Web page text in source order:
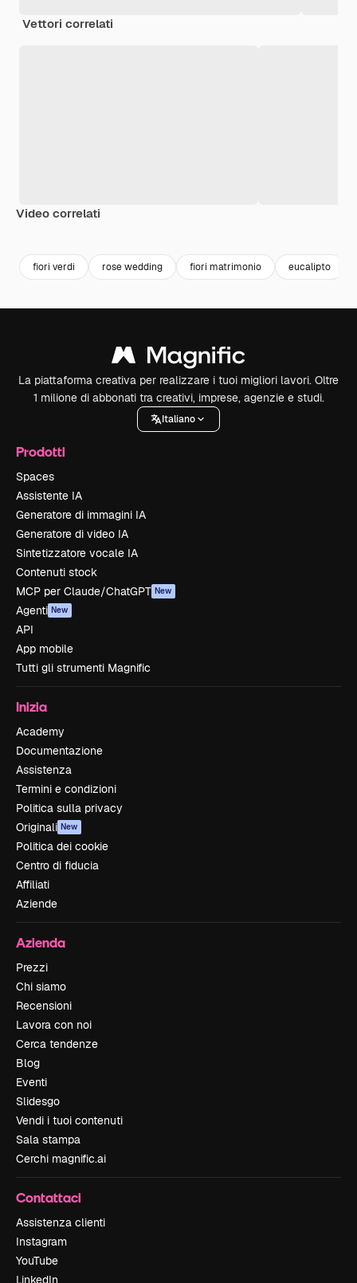
Vettori correlati
Video correlati
fiori verdi rose wedding fiori matrimonio eucalipto
La piattaforma creativa per realizzare i tuoi migliori lavori. Oltre
1 milione di abbonati tra creativi, imprese, agenzie e studi.
Italiano
Prodotti
Spaces
Assistente IA
Generatore di immagini IA
Generatore di video IA
Sintetizzatore vocale IA
Contenuti stock
MCP per Claude/ChatGPT New
Agenti New
API
App mobile
Tutti gli strumenti Magnific
Inizia
Academy
Documentazione
Assistenza
Termini e condizioni
Politica sulla privacy
Originali New
Politica dei cookie
Centro di fiducia
Affiliati
Aziende
Azienda
Prezzi
Chi siamo
Recensioni
Lavora con noi
Cerca tendenze
Blog
Eventi
Slidesgo
Vendi i tuoi contenuti
Sala stampa
Cerchi magnific.ai
Contattaci
Assistenza clienti
Instagram
YouTube
LinkedIn